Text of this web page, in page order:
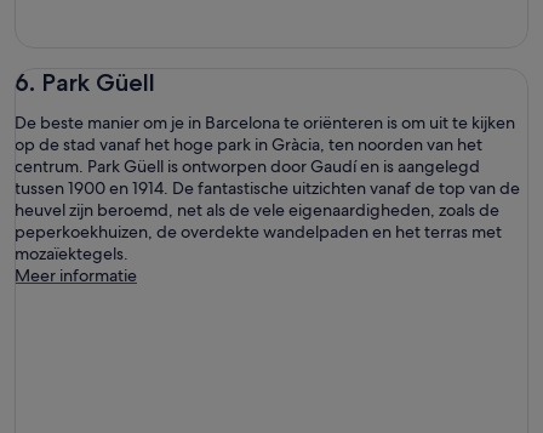
6. Park Güell
De beste manier om je in Barcelona te oriënteren is om uit te kijken
op de stad vanaf het hoge park in Gràcia, ten noorden van het
centrum. Park Güell is ontworpen door Gaudí en is aangelegd
tussen 1900 en 1914. De fantastische uitzichten vanaf de top van de
heuvel zijn beroemd, net als de vele eigenaardigheden, zoals de
peperkoekhuizen, de overdekte wandelpaden en het terras met
mozaïektegels.
Meer informatie